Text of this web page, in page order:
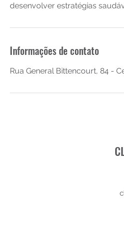
desenvolver estratégias
Informações de contato
Rua General Bittencourt, 84 -